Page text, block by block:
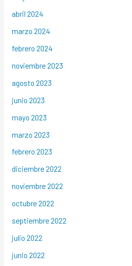
abril 2024
marzo 2024
febrero 2024
noviembre 2023
agosto 2023
junio 2023
mayo 2023
marzo 2023
febrero 2023
diciembre 2022
noviembre 2022
octubre 2022
septiembre 2022
julio 2022
junio 2022